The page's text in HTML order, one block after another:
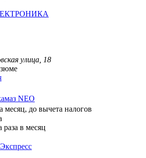
улица, 18
NEO
месяц, до вычета налогов
в месяц